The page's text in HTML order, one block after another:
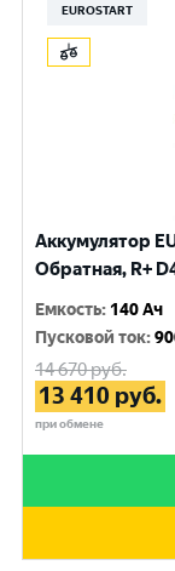
EUROSTART
Аккумулятор
Обратная, R+
Емкость: 140 Ач
Пусковой ток:
14 670руб.
13 410 руб.
при обмене